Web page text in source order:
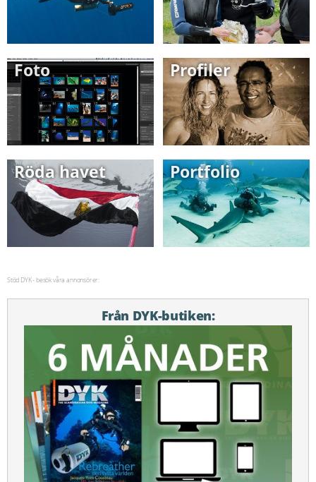
Foto Profiler
Röda havet Portfolio
Stöd DYK - besök våra annonsörer:
Från DYK-butiken: